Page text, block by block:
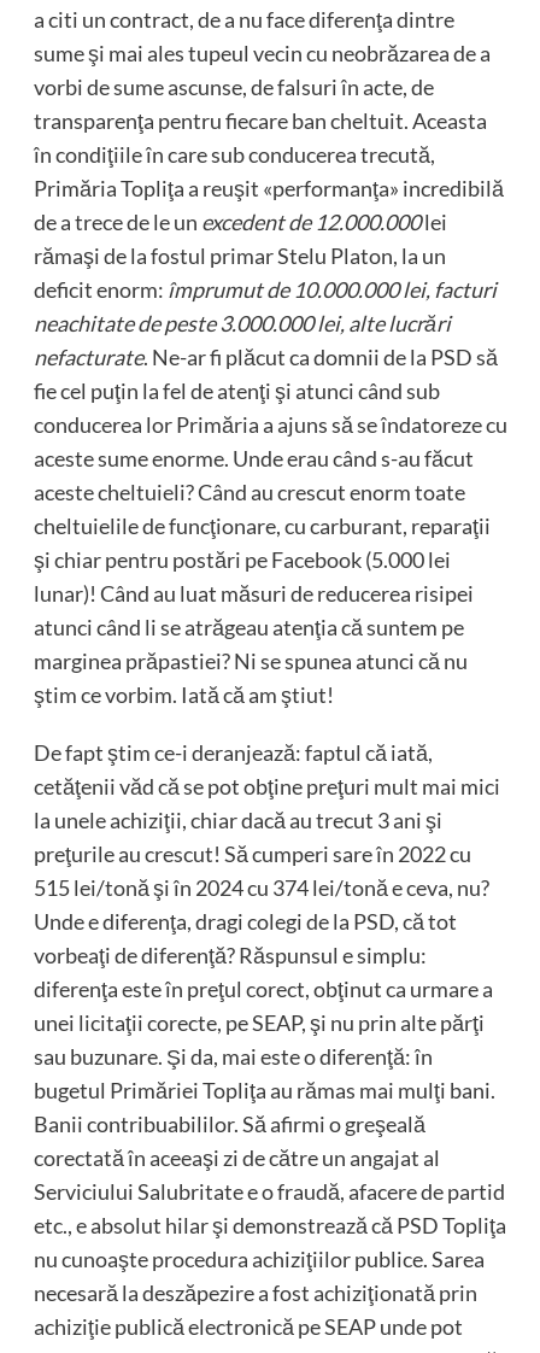
a citi un contract, de a nu face diferenţa dintre
sume şi mai ales tupeul vecin cu neobrăzarea de a
vorbi de sume ascunse, de falsuri în acte, de
transparenţa pentru fiecare ban cheltuit. Aceasta
în condiţiile în care sub conducerea trecută,
Primăria Topliţa a reuşit «performanţa» incredibilă
de a trece de le un excedent de 12.000.000lei
rămaşi de la fostul primar Stelu Platon, la un
deficit enorm: împrumut de 10.000.000 lei, facturi
neachitate de peste 3.000.000 lei, alte lucrări
nefacturate. Ne-ar fi plăcut ca domnii de la PSD să
fie cel puţin la fel de atenţi şi atunci când sub
conducerea lor Primăria a ajuns să se îndatoreze cu
aceste sume enorme. Unde erau când s-au făcut
aceste cheltuieli? Când au crescut enorm toate
cheltuielile de funcţionare, cu carburant, reparaţii
şi chiar pentru postări pe Facebook (5.000 lei
lunar)! Când au luat măsuri de reducerea risipei
atunci când li se atrăgeau atenţia că suntem pe
marginea prăpastiei? Ni se spunea atunci că nu
ştim ce vorbim. Iată că am ştiut!
De fapt ştim ce-i deranjează: faptul că iată,
cetăţenii văd că se pot obţine preţuri mult mai mici
la unele achiziţii, chiar dacă au trecut 3 ani şi
preţurile au crescut! Să cumperi sare în 2022 cu
515 lei/tonă şi în 2024 cu 374 lei/tonă e ceva, nu?
Unde e diferenţa, dragi colegi de la PSD, că tot
vorbeaţi de diferenţă? Răspunsul e simplu:
diferenţa este în preţul corect, obţinut ca urmare a
unei licitaţii corecte, pe SEAP, şi nu prin alte părţi
sau buzunare. Şi da, mai este o diferenţă: în
bugetul Primăriei Topliţa au rămas mai mulţi bani.
Banii contribuabililor. Să afirmi o greşeală
corectată în aceeaşi zi de către un angajat al
Serviciului Salubritate e o fraudă, afacere de partid
etc., e absolut hilar şi demonstrează că PSD Topliţa
nu cunoaşte procedura achiziţiilor publice. Sarea
necesară la deszăpezire a fost achiziţionată prin
achiziţie publică electronică pe SEAP unde pot